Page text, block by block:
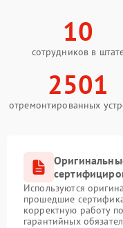
10
сотрудников в
2501
отремонтированных
Используются
прошедшие
корректную работу
гарантийных